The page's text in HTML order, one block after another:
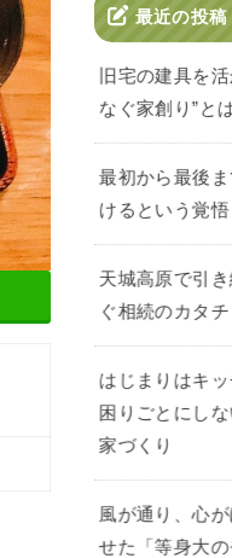
最近の投稿
旧宅の建具を
なぐ家創り”と
最初から最後
けるという覚悟
天城高原で引
ぐ相続のカタチ
はじまりはキ
困りごとにし
家づくり
風が通り、心
せた「等身大の